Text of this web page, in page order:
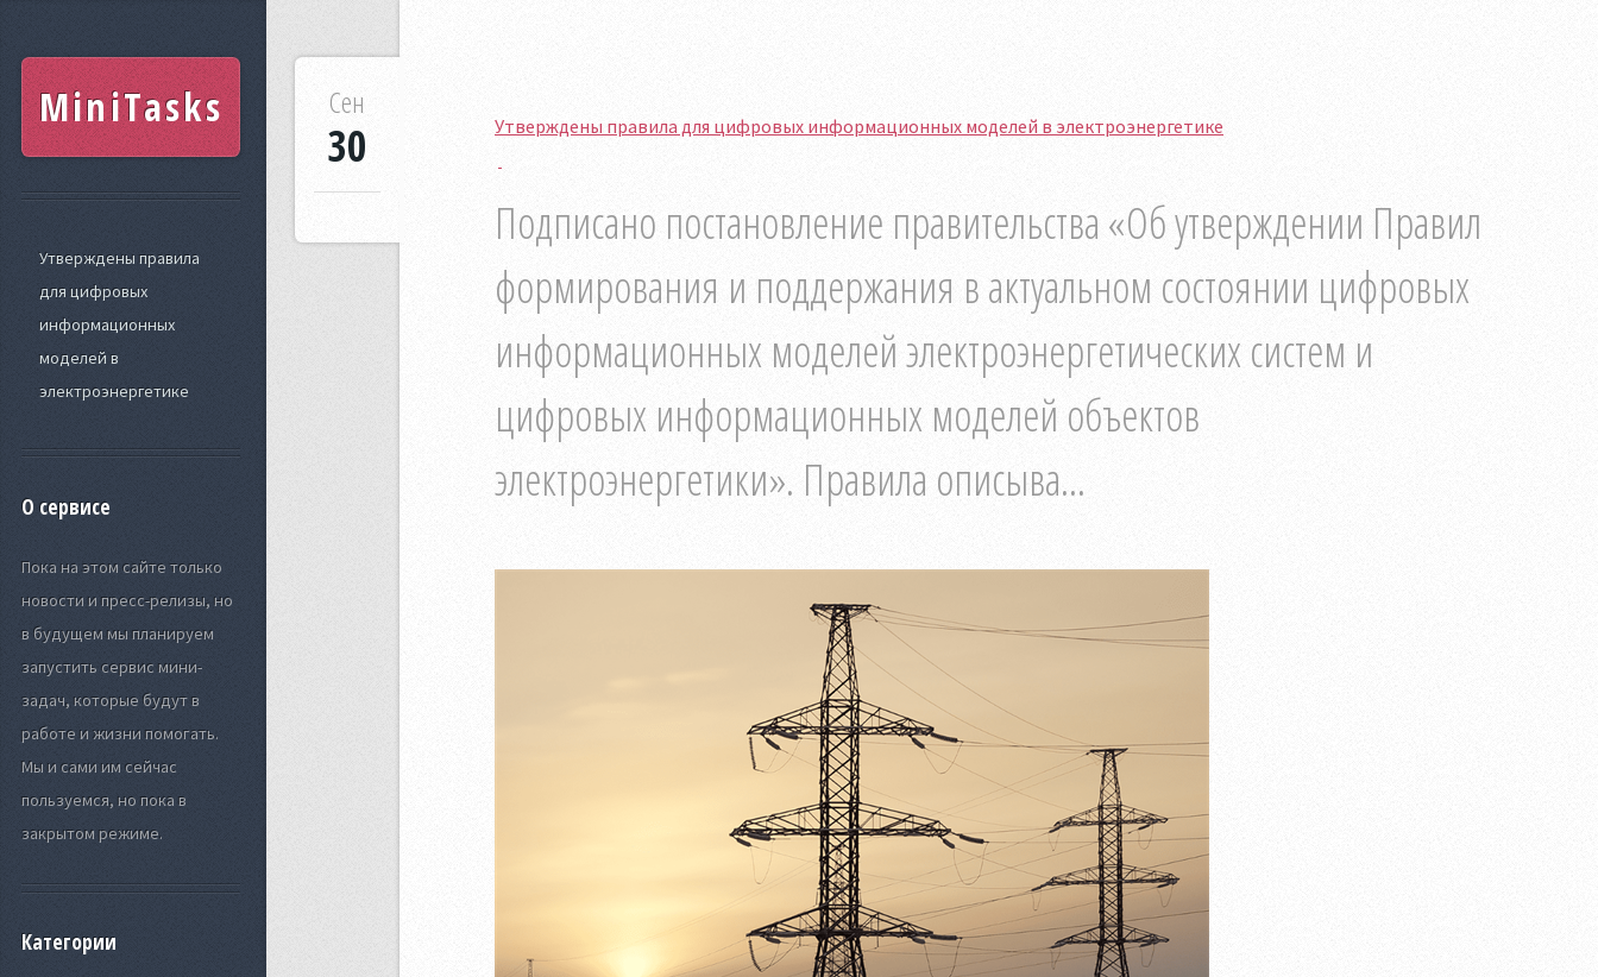
MiniTasks
Утверждены правила
для цифровых
информационных
моделей в
электроэнергетике
О сервисе
Пока на этом сайте только
новости и пресс-релизы, но
в будущем мы планируем
запустить сервис мини-
задач, которые будут в
работе и жизни помогать.
Мы и сами им сейчас
пользуемся, но пока в
закрытом режиме.
Категории
Утверждены правила для цифровых информационных моделей в электроэнергетике
Подписано постановление правительства «Об утверждении Правил
формирования и поддержания в актуальном состоянии цифровых
информационных моделей электроэнергетических систем и
цифровых информационных моделей объектов
электроэнергетики». Правила описыва...
Сен
30